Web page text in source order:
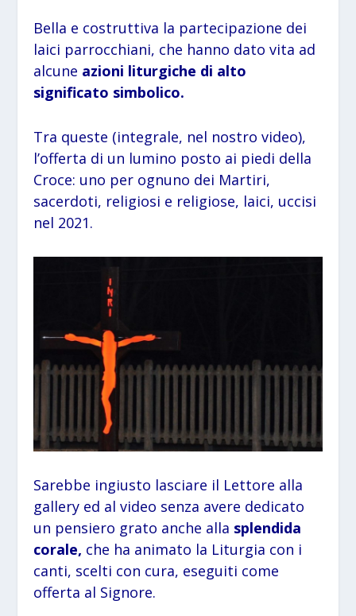
Bella e costruttiva la partecipazione dei
laici parrocchiani, che hanno dato vita ad
alcune azioni liturgiche di alto
significato simbolico.
Tra queste (integrale, nel nostro video),
l’offerta di un lumino posto ai piedi della
Croce: uno per ognuno dei Martiri,
sacerdoti, religiosi e religiose, laici, uccisi
nel 2021.
Sarebbe ingiusto lasciare il Lettore alla
gallery ed al video senza avere dedicato
un pensiero grato anche alla splendida
corale, che ha animato la Liturgia con i
canti, scelti con cura, eseguiti come
offerta al Signore.